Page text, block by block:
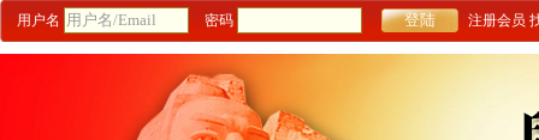
用户名 密码 注册会员